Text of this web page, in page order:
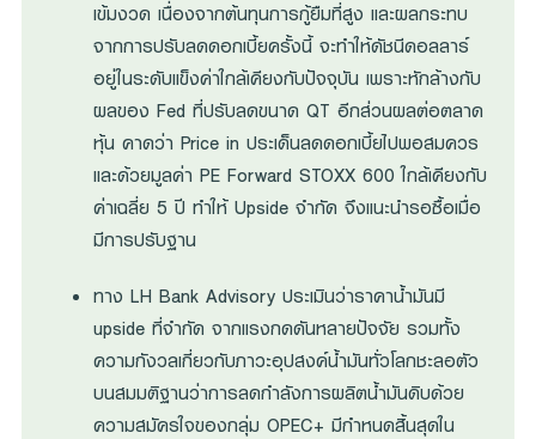
เข้มงวด เนื่องจากต้นทุนการกู้ยืมที่สูง และผลกระทบ
จากการปรับลดดอกเบี้ยครั้งนี้ จะทำให้ดัชนีดอลลาร์
อยู่ในระดับแข็งค่าใกล้เคียงกับปัจจุบัน เพราะหักล้างกับ
ผลของ Fed ที่ปรับลดขนาด QT อีกส่วนผลต่อตลาด
หุ้น คาดว่า Price in ประเด็นลดดอกเบี้ยไปพอสมควร
และด้วยมูลค่า PE Forward STOXX 600 ใกล้เคียงกับ
ค่าเฉลี่ย 5 ปี ทำให้ Upside จำกัด จึงแนะนำรอซื้อเมื่อ
มีการปรับฐาน
ทาง LH Bank Advisory ประเมินว่าราคาน้ำมันมี
upside ที่จำกัด จากแรงกดดันหลายปัจจัย รวมทั้ง
ความกังวลเกี่ยวกับภาวะอุปสงค์น้ำมันทั่วโลกชะลอตัว
บนสมมติฐานว่าการลดกำลังการผลิตน้ำมันดิบด้วย
ความสมัครใจของกลุ่ม OPEC+ มีกำหนดสิ้นสุดใน